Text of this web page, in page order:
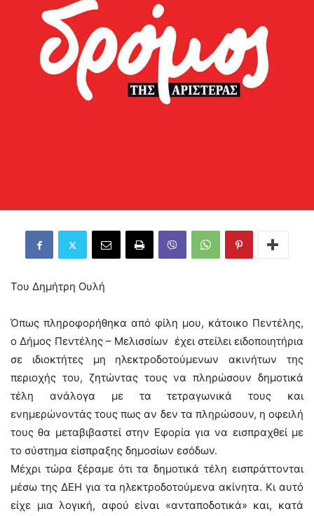
Του Δημήτρη Ουλή
Όπως πληροφορήθηκα από φίλη μου, κάτοικο Πεντέλης,
ο Δήμος Πεντέλης – Μελισσίων έχει στείλει ειδοποιητήρια
σε ιδιοκτήτες μη ηλεκτροδοτούμενων ακινήτων της
περιοχής του, ζητώντας τους να πληρώσουν δημοτικά
τέλη ανάλογα με τα τετραγωνικά τους και
ενημερώνοντάς τους πως αν δεν τα πληρώσουν, η οφειλή
τους θα μεταβιβαστεί στην Εφορία για να εισπραχθεί με
το σύστημα είσπραξης δημοσίων εσόδων.
Μέχρι τώρα ξέραμε ότι τα δημοτικά τέλη εισπράττονται
μέσω της ΔΕΗ για τα ηλεκτροδοτούμενα ακίνητα. Κι αυτό
είχε μια λογική, αφού είναι «ανταποδοτικά» και, κατά